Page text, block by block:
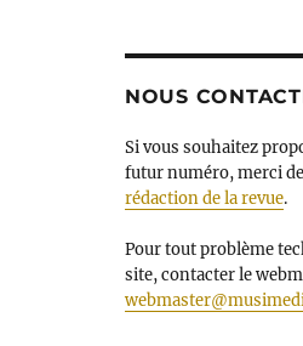
NOUS
Si vous souhaitez
futur numéro, merci
rédaction de la revue.
Pour tout problème
site, contacter le